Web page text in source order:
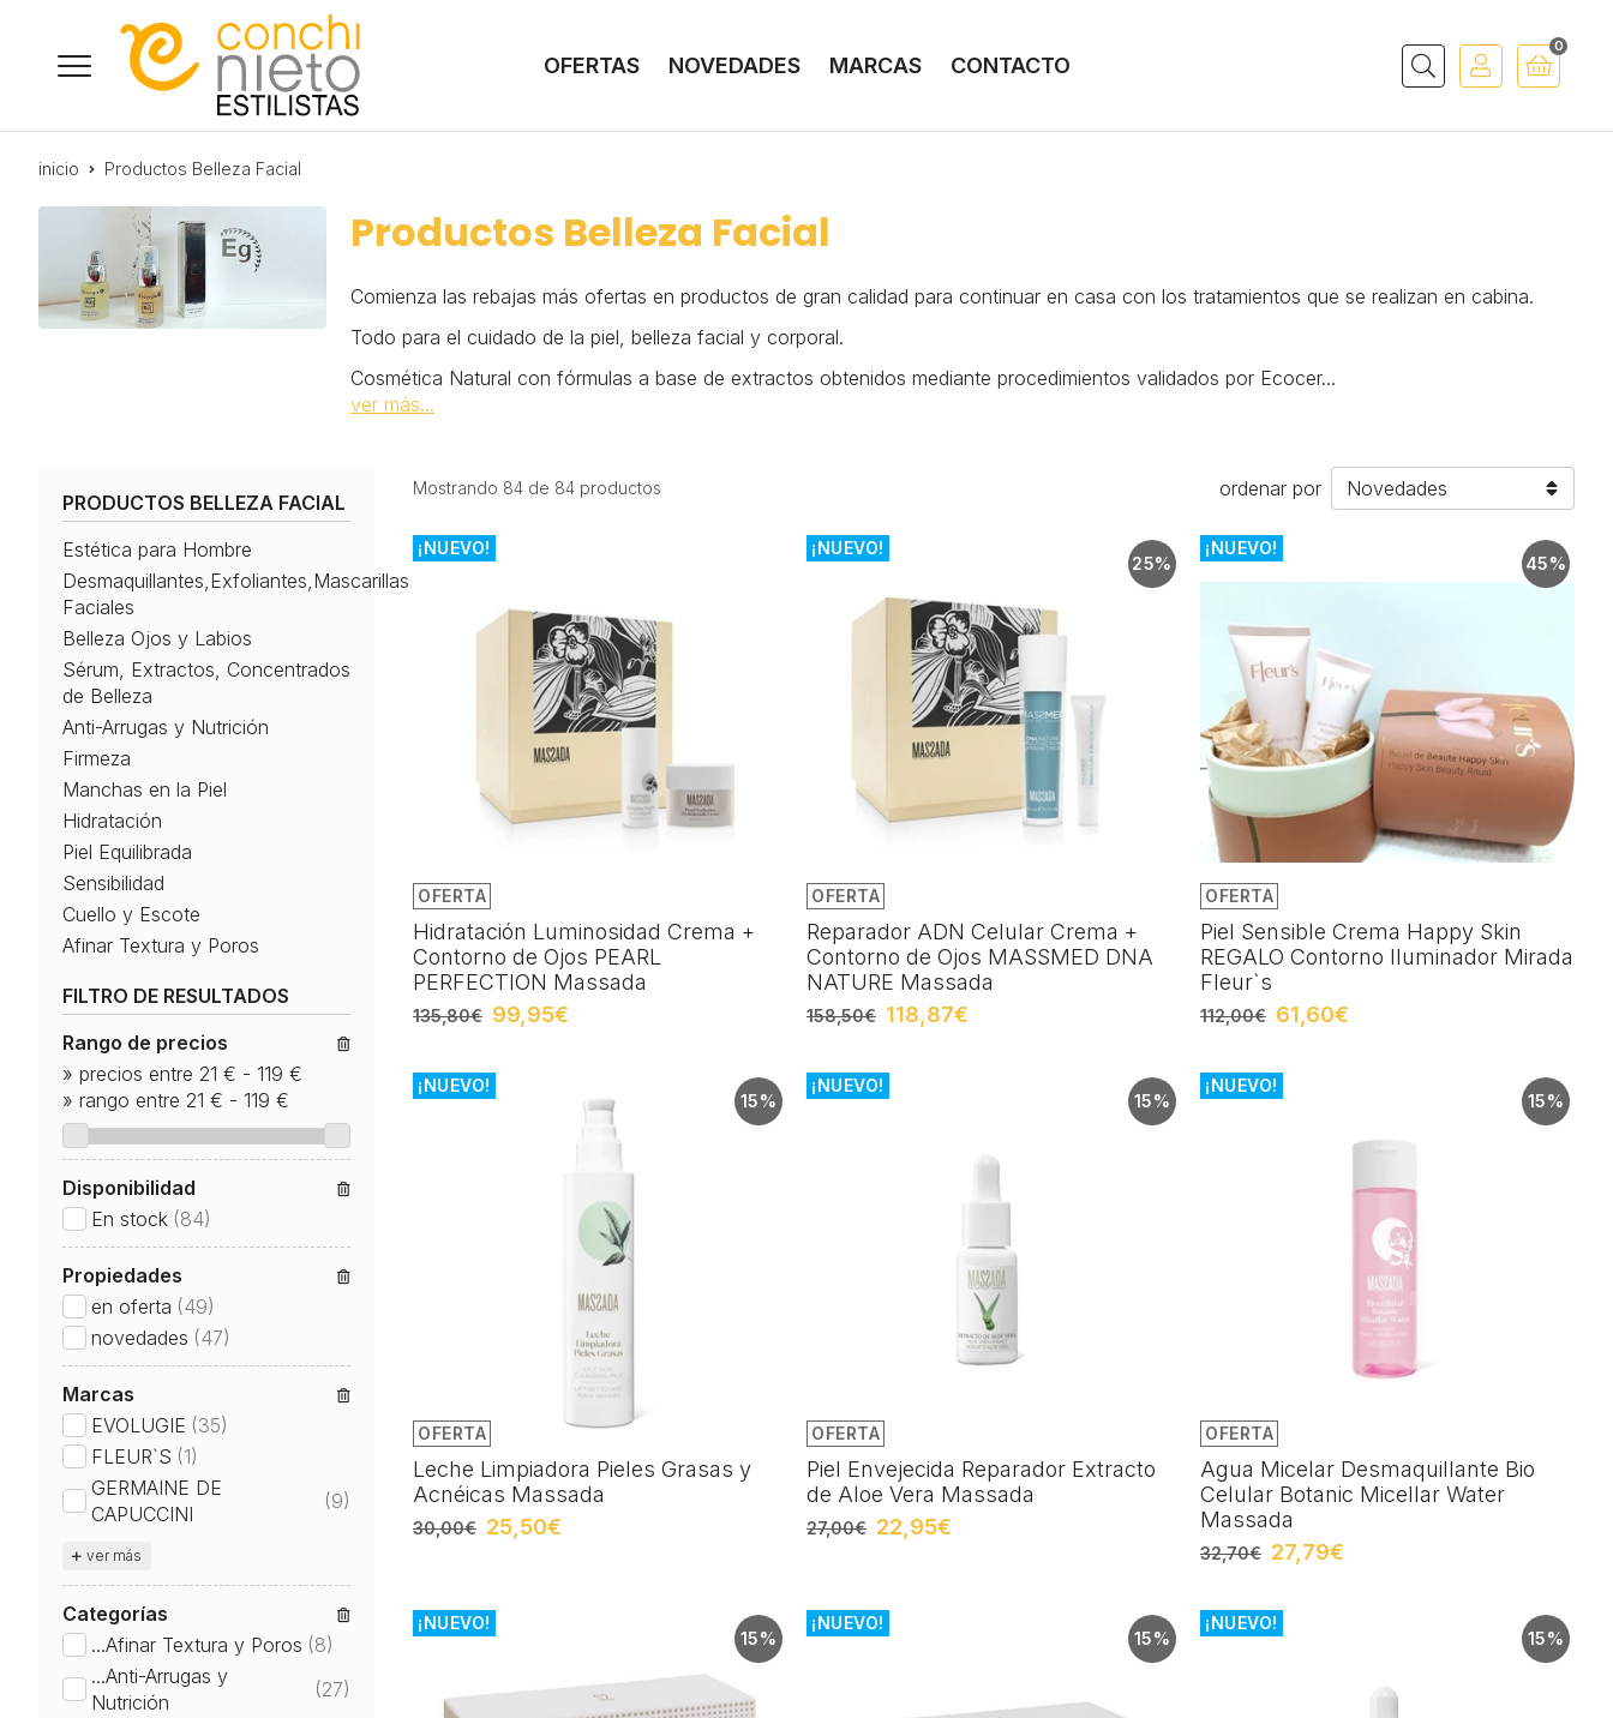
OFERTAS NOVEDADES MARCAS CONTACTO Buscar
0
inicio Productos Belleza Facial
Productos Belleza Facial
Comienza las rebajas más ofertas en productos de gran calidad para continuar en casa con los tratamientos que se realizan en cabina.
Todo para el cuidado de la piel, belleza facial y corporal.
Cosmética Natural con fórmulas a base de extractos obtenidos mediante procedimientos validados por Ecocer...
ver más...
Mostrando 84 de 84 productos ordenar por
OFERTA
¡NUEVO!
Hidratación Luminosidad Crema +
Contorno de Ojos PEARL
PERFECTION Massada
135,80€ 99,95€
25%
OFERTA
¡NUEVO!
Reparador ADN Celular Crema +
Contorno de Ojos MASSMED DNA
NATURE Massada
158,50€ 118,87€
45%
OFERTA
¡NUEVO!
Piel Sensible Crema Happy Skin
REGALO Contorno Iluminador Mirada
Fleur`s
112,00€ 61,60€
15%
OFERTA
¡NUEVO!
Leche Limpiadora Pieles Grasas y
Acnéicas Massada
30,00€ 25,50€
15%
OFERTA
¡NUEVO!
Piel Envejecida Reparador Extracto
de Aloe Vera Massada
27,00€ 22,95€
15%
OFERTA
¡NUEVO!
Agua Micelar Desmaquillante Bio
Celular Botanic Micellar Water
Massada
32,70€ 27,79€
15%
¡NUEVO!
15%
¡NUEVO!
15%
¡NUEVO!
PRODUCTOS BELLEZA FACIAL
Estética para Hombre
Desmaquillantes,Exfoliantes,Mascarillas
Faciales
Belleza Ojos y Labios
Sérum, Extractos, Concentrados
de Belleza
Anti-Arrugas y Nutrición
Firmeza
Manchas en la Piel
Hidratación
Piel Equilibrada
Sensibilidad
Cuello y Escote
Afinar Textura y Poros
FILTRO DE RESULTADOS
Rango de precios
» precios entre 21 € - 119 €
» rango entre 21 € - 119 €
Disponibilidad
En stock (84)
Propiedades
en oferta (49)
novedades (47)
Marcas
EVOLUGIE (35)
FLEUR`S (1)
GERMAINE DE
CAPUCCINI
(9)
ver más
Categorías
...Afinar Textura y Poros (8)
...Anti-Arrugas y
Nutrición
(27)